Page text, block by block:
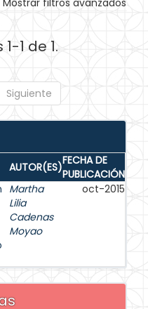
Mostrar filtros avanzados
1 de 1.
Siguiente
AUTOR(ES)FECHA DE
PUBLICACIÓN
Martha
Lilia
Cadenas
Moyao
oct-2015